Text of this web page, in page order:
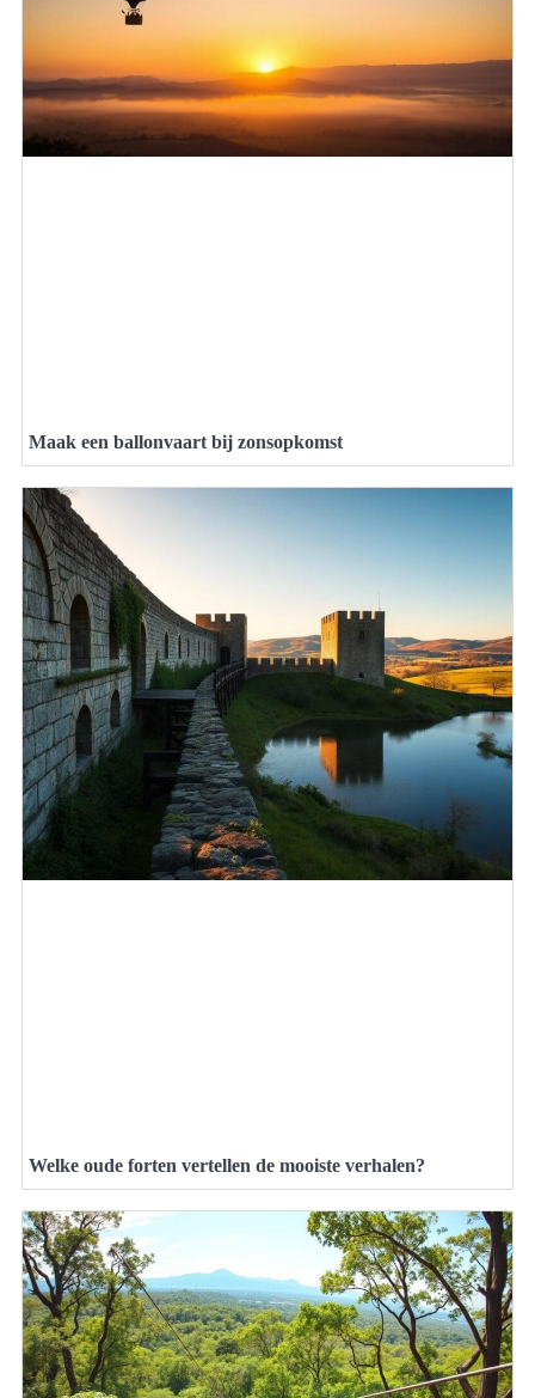
Maak een ballonvaart bij zonsopkomst
Welke oude forten vertellen de mooiste verhalen?